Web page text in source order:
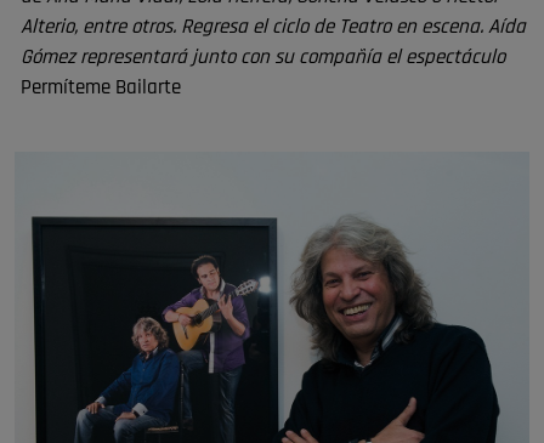
Alterio, entre otros. Regresa el ciclo de Teatro en escena. Aída
Gómez representará junto con su compañía el espectáculo
Permíteme Bailarte